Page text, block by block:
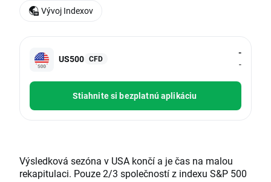
US500 CFD
-
-
Stiahnite si bezplatnú aplikáciu
Výsledková sezóna v USA končí a je čas na malou
rekapitulaci. Pouze 2/3 společností z indexu S&P 500
Vývoj Indexov